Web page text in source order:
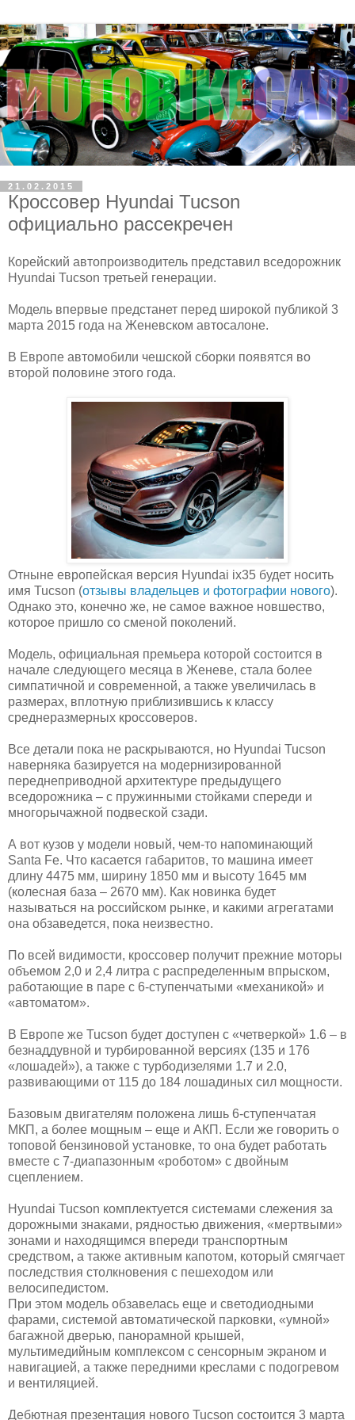
21.02.2015
Кроссовер Hyundai Tucson
официально рассекречен
Корейский автопроизводитель представил вседорожник
Hyundai Tucson третьей генерации.
Модель впервые предстанет перед широкой публикой 3
марта 2015 года на Женевском автосалоне.
В Европе автомобили чешской сборки появятся во
второй половине этого года.
Отныне европейская версия Hyundai ix35 будет носить
имя Tucson (отзывы владельцев и фотографии нового).
Однако это, конечно же, не самое важное новшество,
которое пришло со сменой поколений.
Модель, официальная премьера которой состоится в
начале следующего месяца в Женеве, стала более
симпатичной и современной, а также увеличилась в
размерах, вплотную приблизившись к классу
среднеразмерных кроссоверов.
Все детали пока не раскрываются, но Hyundai Tucson
наверняка базируется на модернизированной
переднеприводной архитектуре предыдущего
вседорожника – с пружинными стойками спереди и
многорычажной подвеской сзади.
А вот кузов у модели новый, чем-то напоминающий
Santa Fe. Что касается габаритов, то машина имеет
длину 4475 мм, ширину 1850 мм и высоту 1645 мм
(колесная база – 2670 мм). Как новинка будет
называться на российском рынке, и какими агрегатами
она обзаведется, пока неизвестно.
По всей видимости, кроссовер получит прежние моторы
объемом 2,0 и 2,4 литра с распределенным впрыском,
работающие в паре с 6-ступенчатыми «механикой» и
«автоматом».
В Европе же Tucson будет доступен с «четверкой» 1.6 – в
безнаддувной и турбированной версиях (135 и 176
«лошадей»), а также с турбодизелями 1.7 и 2.0,
развивающими от 115 до 184 лошадиных сил мощности.
Базовым двигателям положена лишь 6-ступенчатая
МКП, а более мощным – еще и АКП. Если же говорить о
топовой бензиновой установке, то она будет работать
вместе с 7-диапазонным «роботом» с двойным
сцеплением.
Hyundai Tucson комплектуется системами слежения за
дорожными знаками, рядностью движения, «мертвыми»
зонами и находящимся впереди транспортным
средством, а также активным капотом, который смягчает
последствия столкновения с пешеходом или
велосипедистом.
При этом модель обзавелась еще и светодиодными
фарами, системой автоматической парковки, «умной»
багажной дверью, панорамной крышей,
мультимедийным комплексом с сенсорным экраном и
навигацией, а также передними креслами с подогревом
и вентиляцией.
Дебютная презентация нового Tucson состоится 3 марта